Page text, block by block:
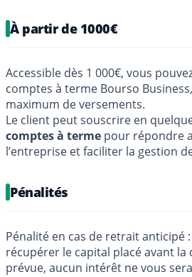
À partir de 1000€
Accessible dès 1 000€, vous
comptes à terme Bourso
maximum de versements.
Le client peut souscrire en
comptes à terme pour répondre
l’entreprise et faciliter la gestion
Pénalités
Pénalité en cas de retrait anticipé
récupérer le capital placé avant la
prévue, aucun intérêt ne vous